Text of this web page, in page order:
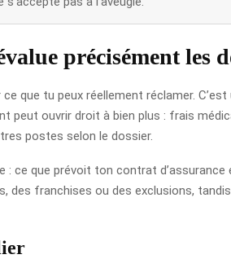
précisément les
que tu peux réellement réclamer.
peut ouvrir droit à bien plus : frais
postes selon le dossier.
ce que prévoit ton contrat
franchises ou des exclusions,